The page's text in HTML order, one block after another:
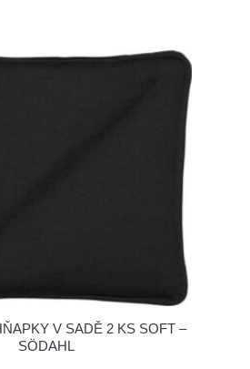
V SADĚ 2 KS SOFT –
SÖDAHL